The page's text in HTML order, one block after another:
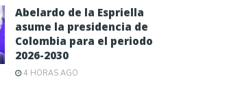
Abelardo de la Espriella
asume la presidencia de
Colombia para el periodo
2026-2030
4 HORAS AGO